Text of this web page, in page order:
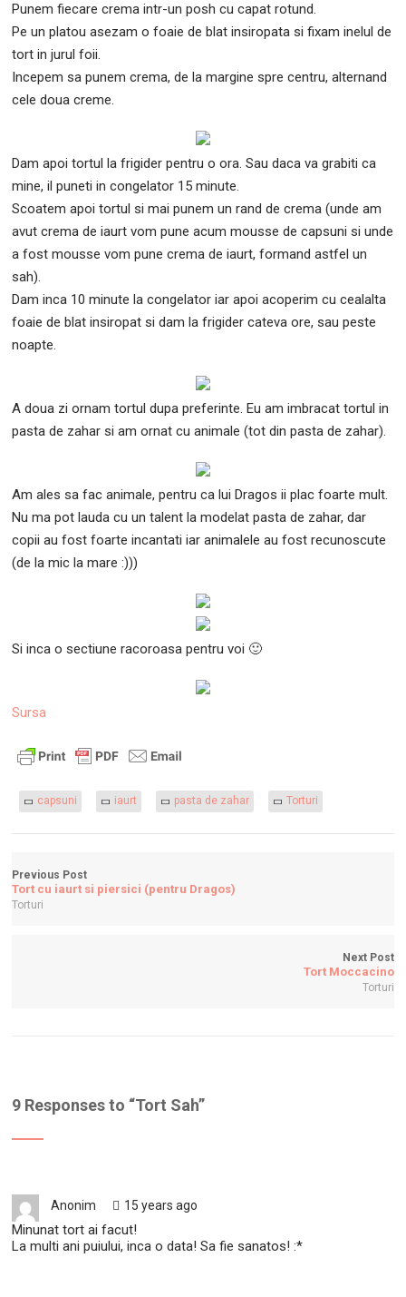
Punem fiecare crema intr-un posh cu capat rotund.
Pe un platou asezam o foaie de blat insiropata si fixam inelul de
tort in jurul foii.
Incepem sa punem crema, de la margine spre centru, alternand
cele doua creme.
Dam apoi tortul la frigider pentru o ora. Sau daca va grabiti ca
mine, il puneti in congelator 15 minute.
Scoatem apoi tortul si mai punem un rand de crema (unde am
avut crema de iaurt vom pune acum mousse de capsuni si unde
a fost mousse vom pune crema de iaurt, formand astfel un
sah).
Dam inca 10 minute la congelator iar apoi acoperim cu cealalta
foaie de blat insiropat si dam la frigider cateva ore, sau peste
noapte.
A doua zi ornam tortul dupa preferinte. Eu am imbracat tortul in
pasta de zahar si am ornat cu animale (tot din pasta de zahar).
Am ales sa fac animale, pentru ca lui Dragos ii plac foarte mult.
Nu ma pot lauda cu un talent la modelat pasta de zahar, dar
copii au fost foarte incantati iar animalele au fost recunoscute
(de la mic la mare :)))
Si inca o sectiune racoroasa pentru voi 🙂
Sursa
capsuni iaurt pasta de zahar Torturi
Previous Post
Tort cu iaurt si piersici (pentru Dragos)
Torturi
Next Post
Tort Moccacino
Torturi
9 Responses to “Tort Sah”
Anonim 15 years ago
Minunat tort ai facut!
La multi ani puiului, inca o data! Sa fie sanatos! :*